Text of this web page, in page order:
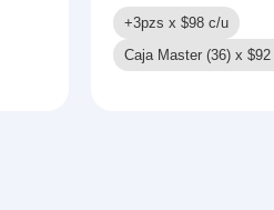
+3pzs x $98 c/u
Caja Master (36) x $92